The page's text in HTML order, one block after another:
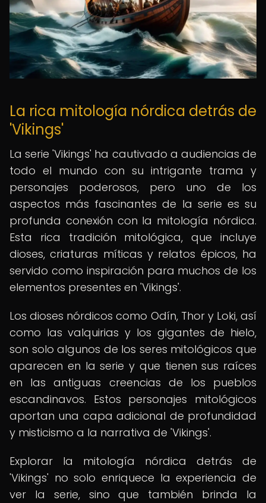
La rica mitología nórdica detrás de
'Vikings'
La serie 'Vikings' ha cautivado a audiencias de
todo el mundo con su intrigante trama y
personajes poderosos, pero uno de los
aspectos más fascinantes de la serie es su
profunda conexión con la mitología nórdica.
Esta rica tradición mitológica, que incluye
dioses, criaturas míticas y relatos épicos, ha
servido como inspiración para muchos de los
elementos presentes en 'Vikings'.
Los dioses nórdicos como Odín, Thor y Loki, así
como las valquirias y los gigantes de hielo,
son solo algunos de los seres mitológicos que
aparecen en la serie y que tienen sus raíces
en las antiguas creencias de los pueblos
escandinavos. Estos personajes mitológicos
aportan una capa adicional de profundidad
y misticismo a la narrativa de 'Vikings'.
Explorar la mitología nórdica detrás de
'Vikings' no solo enriquece la experiencia de
ver la serie, sino que también brinda la